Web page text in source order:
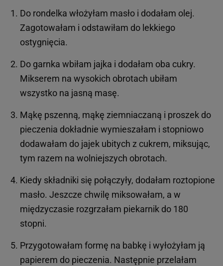
Do rondelka włożyłam masło i dodałam olej.
Zagotowałam i odstawiłam do lekkiego
ostygnięcia.
Do garnka wbiłam jajka i dodałam oba cukry.
Mikserem na wysokich obrotach ubiłam
wszystko na jasną masę.
Mąkę pszenną, mąkę ziemniaczaną i proszek do
pieczenia dokładnie wymieszałam i stopniowo
dodawałam do jajek ubitych z cukrem, miksując,
tym razem na wolniejszych obrotach.
Kiedy składniki się połączyły, dodałam roztopione
masło. Jeszcze chwilę miksowałam, a w
międzyczasie rozgrzałam piekarnik do 180
stopni.
Przygotowałam formę na babkę i wyłożyłam ją
papierem do pieczenia. Następnie przelałam